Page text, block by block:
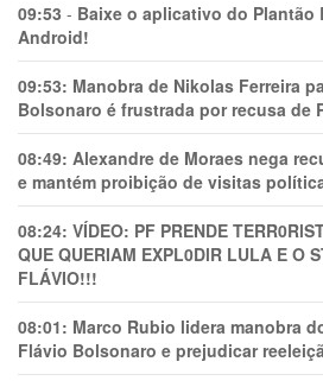
09:53 - Baixe o aplicativo do Plantão
Android!
09:53: Manobra de Nikolas Ferreira
Bolsonaro é frustrada por recusa de
08:49: Alexandre de Moraes nega
e mantém proibição de visitas
08:24: VÍDEO: PF PRENDE
QUE QUERIAM EXPL0DlR LULA E O
FLÁVIO!!!
08:01: Marco Rubio lidera manobra
Flávio Bolsonaro e prejudicar